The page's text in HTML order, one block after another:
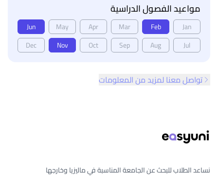
مواعيد الفصول الدراسية
Jan
Feb
Mar
Apr
May
Jun
Jul
Aug
Sep
Oct
Nov
Dec
تواصل معنا لمزيد من المعلومات
نساعد الطلاب للبحث عن الجامعة المناسبة في ماليزيا وخارجها